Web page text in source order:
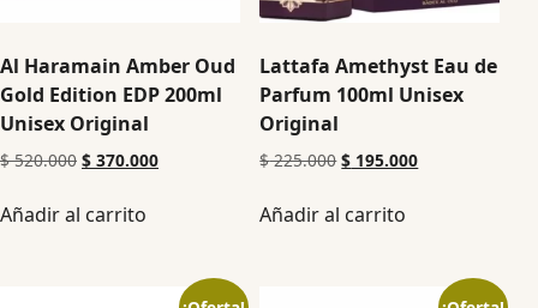
Al Haramain Amber Oud
Gold Edition EDP 200ml
Unisex Original
$520.000 $ 370.000
Añadir al carrito
Lattafa Amethyst Eau de
Parfum 100ml Unisex
Original
$225.000 $ 195.000
Añadir al carrito